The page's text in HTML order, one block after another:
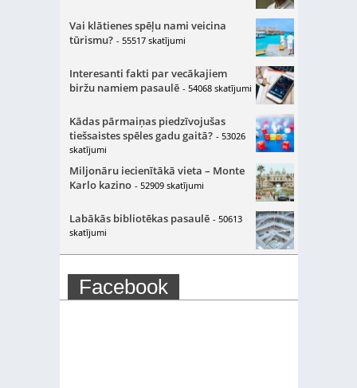
Vai klātienes spēļu nami veicina
tūrismu? - 55517 skatījumi
Interesanti fakti par vecākajiem
biržu namiem pasaulē - 54068 skatījumi
Kādas pārmaiņas piedzīvojušas
tiešsaistes spēles gadu gaitā? - 53026
skatījumi
Miljonāru iecienītākā vieta – Monte
Karlo kazino - 52909 skatījumi
Labākās bibliotēkas pasaulē - 50613
skatījumi
Facebook